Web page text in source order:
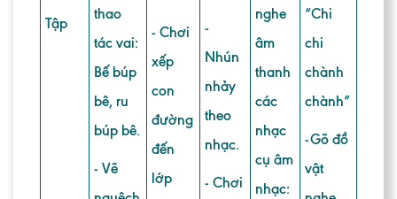
Tập
thao
tác vai:
Bế búp
bê, ru
búp bê.
- Vẽ
- Chơi
xếp
con
đường
đến
lớp
-
Nhún
nhảy
theo
nhạc.
- Chơi
nghe
âm
thanh
các
nhạc
cụ âm
nhạc:
“Chi
chi
chành
chành”
-Gõ đồ
vật